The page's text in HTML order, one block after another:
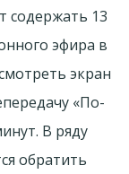
содержать 13
эфира в
экран
«По-
В ряду
обратить